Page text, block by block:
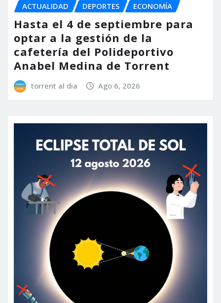
ACTUALIDAD DEPORTES ECONOMÍA
Hasta el 4 de septiembre para
optar a la gestión de la
cafetería del Polideportivo
Anabel Medina de Torrent
torrent al dia Ago 6, 2026